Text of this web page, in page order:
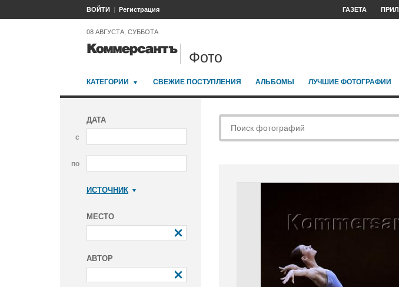
ВОЙТИ Регистрация ГАЗЕТА
08 АВГУСТА, СУББОТА
Фото
КАТЕГОРИИ СВЕЖИЕ ПОСТУПЛЕНИЯ АЛЬБОМЫ ЛУЧШИЕ ФОТОГРАФИИ
ДАТА
с
по
ИСТОЧНИК
МЕСТО
АВТОР